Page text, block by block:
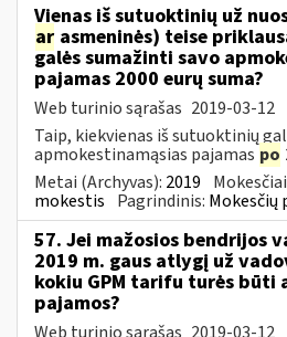
Vienas iš sutuoktinių už
ar asmeninės) teise
galės sumažinti savo
pajamas 2000 eurų suma?
Web turinio sąrašas 2019-03-12
Taip, kiekvienas iš sutuoktinių
apmokestinamąsias pajamas po
Metai (Archyvas): 2019
mokestis Pagrindinis:
57. Jei mažosios bendrijos
2019 m. gaus atlygį už
kokiu GPM tarifu turės būti
pajamos?
Web turinio sąrašas 2019-03-12